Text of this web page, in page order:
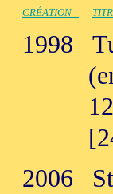
CRÉATION
1998
2006